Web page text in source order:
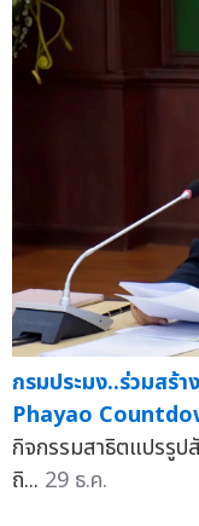
กรมประมง..ร่วมสร้
Phayao
กิจกรรมสาธิตแปรรูป
ถิ... 29 ธ.ค.